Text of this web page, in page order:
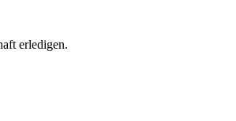
erledigen.